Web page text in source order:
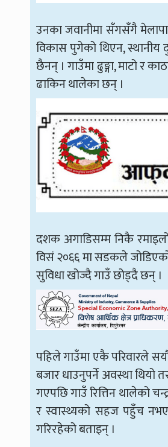
उनका जवानीमा सँगसँगै
विकास पुगेको थिएन, स्थानीय
छैनन् । गाउँमा ढुङ्गा, माटो र
ढाकिन थालेका छन् ।
दशक अगाडिसम्म निकै
विसं २०६६ मा सडकले
सुविधा खोज्दै गाउँ छोड्दै छन् ।
पहिले गाउँमा एकै परिवारले
बजार धाउनुपर्ने अवस्था थियो
गएपछि गाउँ रित्तिन थालेको
र स्वास्थ्यको सहज पहुँच
गरिरहेको बताइन् ।